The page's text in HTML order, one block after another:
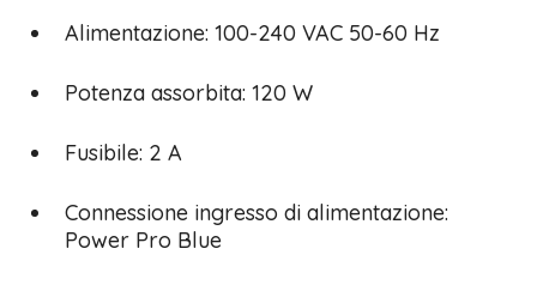
Alimentazione: 100-240 VAC 50-60 Hz
Potenza assorbita: 120 W
Fusibile: 2 A
Connessione ingresso di alimentazione:
Power Pro Blue